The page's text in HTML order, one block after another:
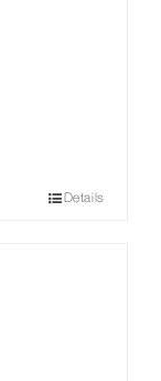
Details